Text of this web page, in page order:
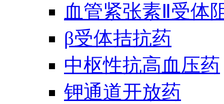
血管紧张素Ⅱ受体
β受体拮抗药
中枢性抗高血压药
钾通道开放药